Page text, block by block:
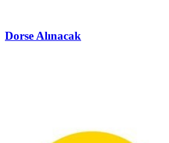
Dorse Alınacak